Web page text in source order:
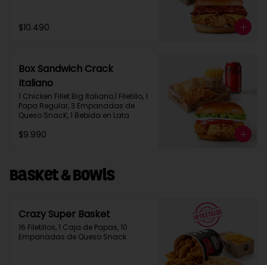
$10.490
Box Sandwich Crack
Italiano
1 Chicken Fillet Big Italiano,1 Filetillo, 1
Papa Regular, 3 Empanadas de
Queso SnacK, 1 Bebida en Lata
$9.990
Basket & Bowls
Crazy Super Basket
16 Filetillos, 1 Caja de Papas, 10
Empanadas de Queso Snack